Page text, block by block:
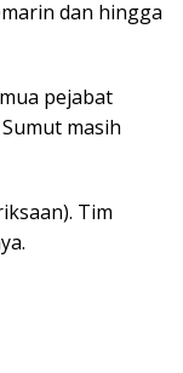
dan hingga
pejabat
masih
Tim